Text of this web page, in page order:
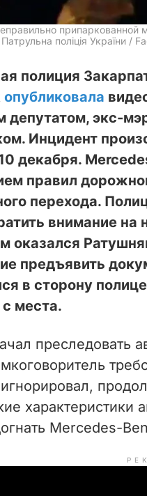
поліція України /
полиция
опубликовала
депутатом, экс-
Инцидент
декабря.
правил
перехода.
внимание на
оказался
предъявить
в сторону
места.
преследовать
характеристики
Mercedes-